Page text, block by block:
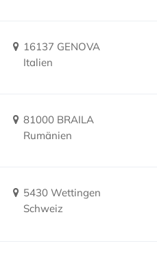
16137 GENOVA
Italien
81000 BRAILA
Rumänien
5430 Wettingen
Schweiz